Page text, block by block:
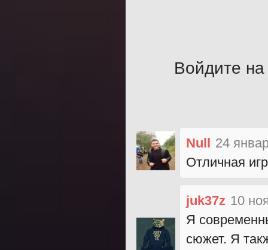
Войдите на
Null 24
Отличная
juk37z 10
Я
сюжет. Я